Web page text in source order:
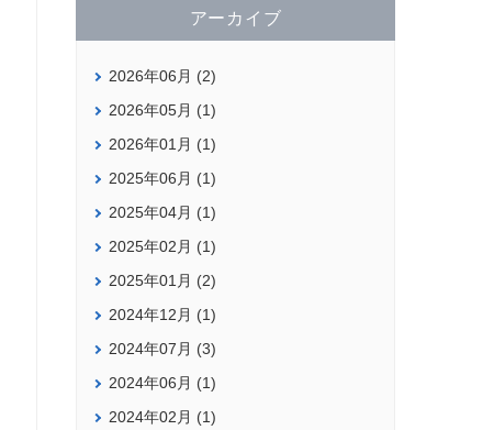
アーカイブ
2026年06月 (2)
2026年05月 (1)
2026年01月 (1)
2025年06月 (1)
2025年04月 (1)
2025年02月 (1)
2025年01月 (2)
2024年12月 (1)
2024年07月 (3)
2024年06月 (1)
2024年02月 (1)